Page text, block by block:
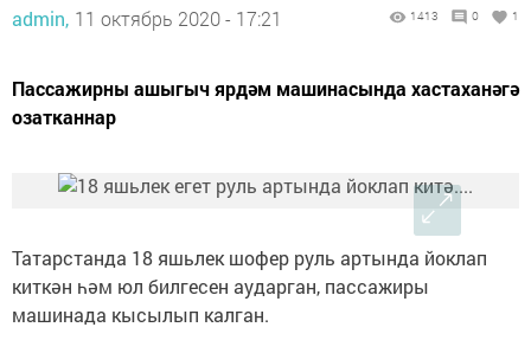
admin, 11 октябрь 2020 - 17:21 1413 0 1
Пассажирны ашыгыч ярдәм машинасында хастаханәгә
озатканнар
Татарстанда 18 яшьлек шофер руль артында йоклап
киткән һәм юл билгесен аударган, пассажиры
машинада кысылып калган.